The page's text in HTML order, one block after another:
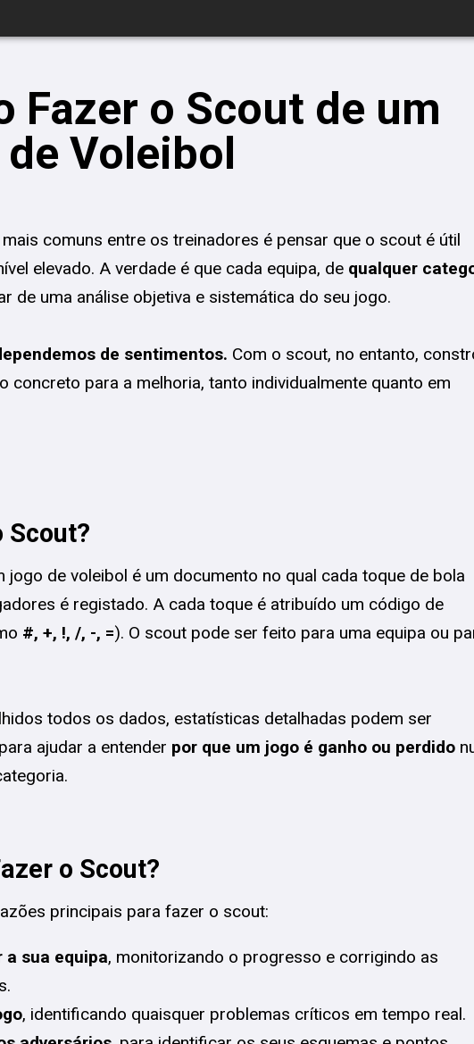
Fazer o Scout de um
Voleibol
comuns entre os treinadores é pensar que o scout é útil
elevado. A verdade é que cada equipa, de qualquer
de uma análise objetiva e sistemática do seu jogo.
de sentimentos. Com o scout, no entanto,
concreto para a melhoria, tanto individualmente quanto em
Scout?
jogo de voleibol é um documento no qual cada toque de bola
é registado. A cada toque é atribuído um código de
#, +, !, /, -, =). O scout pode ser feito para uma equipa ou
todos os dados, estatísticas detalhadas podem ser
ajudar a entender por que um jogo é ganho ou perdido
o Scout?
principais para fazer o scout:
a sua equipa, monitorizando o progresso e corrigindo as
, identificando quaisquer problemas críticos em tempo real.